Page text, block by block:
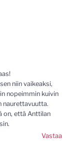
niin vaikeaksi,
nopeimmin kuivin
naurettavuutta.
on, että Anttilan
Vastaa